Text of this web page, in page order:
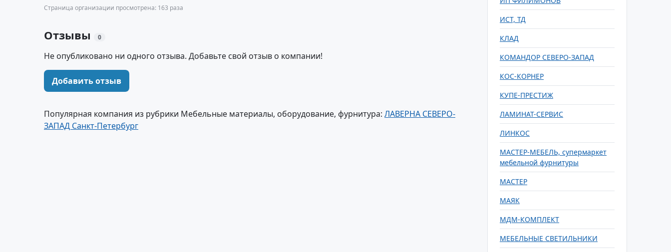
Страница организации просмотрена: 163 раза
Отзывы 0
Не опубликовано ни одного отзыва. Добавьте свой отзыв о компании!
Добавить отзыв
Популярная компания из рубрики Мебельные материалы, оборудование, фурнитура: ЛАВЕРНА СЕВЕРО-
ЗАПАД Санкт-Петербург
ИСТ, ТД
КЛАД
КОМАНДОР СЕВЕРО-ЗАПАД
КОС-КОРНЕР
КУПЕ-ПРЕСТИЖ
ЛАМИНАТ-СЕРВИС
ЛИНКОС
МАСТЕР-МЕБЕЛЬ, супермаркет
мебельной фурнитуры
МАСТЕР
МАЯК
МДМ-КОМПЛЕКТ
МЕБЕЛЬНЫЕ СВЕТИЛЬНИКИ